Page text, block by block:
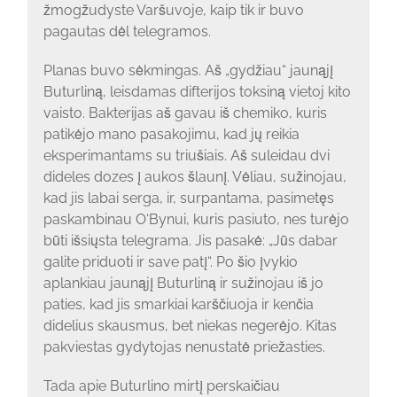
žmogžudyste Varšuvoje, kaip tik ir buvo
pagautas dėl telegramos.
Planas buvo sėkmingas. Aš „gydžiau“ jaunąjį
Buturliną, leisdamas difterijos toksiną vietoj kito
vaisto. Bakterijas aš gavau iš chemiko, kuris
patikėjo mano pasakojimu, kad jų reikia
eksperimantams su triušiais. Aš suleidau dvi
dideles dozes į aukos šlaunį. Vėliau, sužinojau,
kad jis labai serga, ir, surpantama, pasimetęs
paskambinau O‘Bynui, kuris pasiuto, nes turėjo
būti išsiųsta telegrama. Jis pasakė: „Jūs dabar
galite priduoti ir save patį“. Po šio įvykio
aplankiau jaunąjį Buturliną ir sužinojau iš jo
paties, kad jis smarkiai karščiuoja ir kenčia
didelius skausmus, bet niekas negerėjo. Kitas
pakviestas gydytojas nenustatė priežasties.
Tada apie Buturlino mirtį perskaičiau